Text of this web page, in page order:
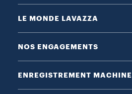
LE MONDE LAVAZZA
NOS ENGAGEMENTS
ENREGISTREMENT MACHINE